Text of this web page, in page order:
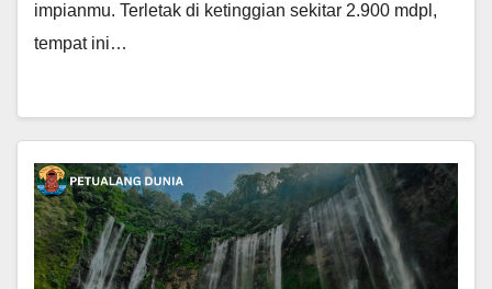
impianmu. Terletak di ketinggian sekitar 2.900 mdpl,
tempat ini…